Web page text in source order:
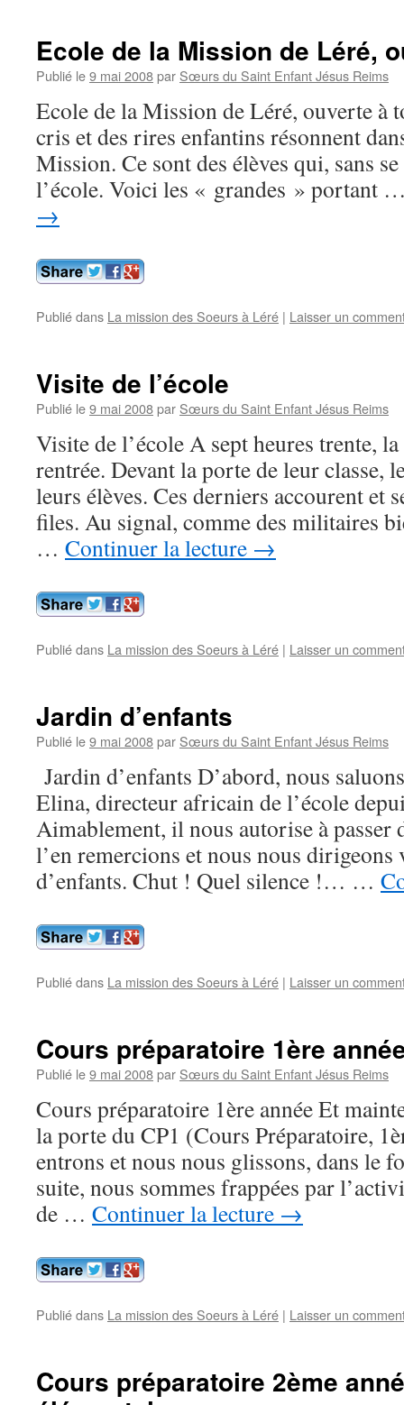
Ecole de la Mission de Léré,
Publié le9 mai 2008par Sœurs du Saint Enfant Jésus Reims
Ecole de la Mission de Léré, ouverte à
cris et des rires enfantins résonnent
Mission. Ce sont des élèves qui, sans
l’école. Voici les « grandes » portant
→
Publié dans La mission des Soeurs à Léré | Laisser un
Visite de l’école
Publié le9 mai 2008par Sœurs du Saint Enfant Jésus Reims
Visite de l’école A sept heures trente,
rentrée. Devant la porte de leur classe,
leurs élèves. Ces derniers accourent et
files. Au signal, comme des militaires
… Continuer la lecture →
Publié dans La mission des Soeurs à Léré | Laisser un
Jardin d’enfants
Publié le9 mai 2008par Sœurs du Saint Enfant Jésus Reims
Jardin d’enfants D’abord, nous
Elina, directeur africain de l’école
Aimablement, il nous autorise à passer
l’en remercions et nous nous dirigeons
d’enfants. Chut ! Quel silence !… …
Publié dans La mission des Soeurs à Léré | Laisser un
Cours préparatoire 1ère
Publié le9 mai 2008par Sœurs du Saint Enfant Jésus Reims
Cours préparatoire 1ère année Et
la porte du CP1 (Cours Préparatoire,
entrons et nous nous glissons, dans le
suite, nous sommes frappées par
de … Continuer la lecture →
Publié dans La mission des Soeurs à Léré | Laisser un
Cours préparatoire 2ème